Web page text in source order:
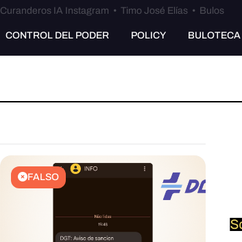
Curanderos IA Instagram • Timo José Elías• Bulos
CONTROL DEL PODER POLICY BULOTECA
FALSO